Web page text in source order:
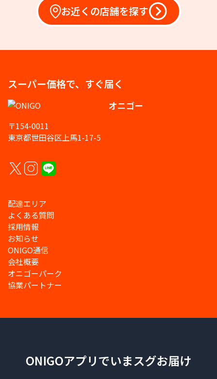
お近くの店舗を探す
スーパー価格で、すぐ届く
オニゴー
〒154-0011
東京都世田谷区上馬1-17-5
配達エリア
よくある質問
採用情報
お知らせ
ONIGO通信
会社概要
オニゴーパーク
協業パートナー
ONIGOアプリでいまスグお届け